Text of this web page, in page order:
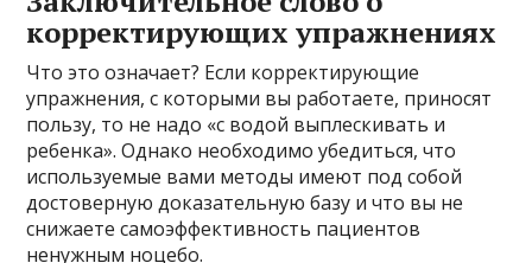
корректирующих упражнениях
Что это означает? Если корректирующие
упражнения, с которыми вы работаете, приносят
пользу, то не надо «с водой выплескивать и
ребенка». Однако необходимо убедиться, что
используемые вами методы имеют под собой
достоверную доказательную базу и что вы не
снижаете самоэффективность пациентов
ненужным ноцебо.